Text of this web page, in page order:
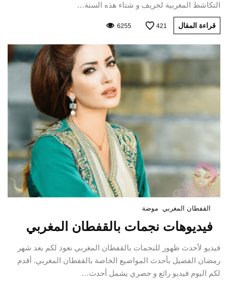
التكاشط المغربية لخريف و شتاء هذه السنة…
قراءة المقال 421
6255
القفطان المغربي موضة
فيديوهات نجمات بالقفطان المغربي
فيديو لأحدث ظهور للنجمات بالقفطان المغربي نعود لكم بعد شهر
رمضان الفضيل بأحدث المواضيع الخاصة بالقفطان المغربي. أقدم
لكم اليوم فيديو رائع و حصري يشمل أحدث…